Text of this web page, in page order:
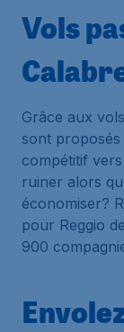
Vols
Grâce aux
sont
compétitif
ruiner alors
économiser?
pour Reggio
900